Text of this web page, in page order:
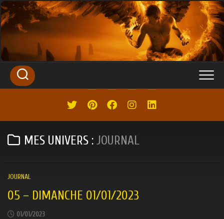
SKIP
TO
CONTENT
MES UNIVERS : JOURNAL
JOURNAL
05 – DIMANCHE 01/01/2023
01/01/2023